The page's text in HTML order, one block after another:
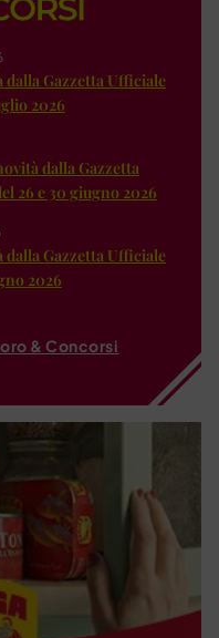
Gazzetta Ufficiale
2026
dalla Gazzetta
26 e 30 giugno 2026
Gazzetta Ufficiale
2026
& Concorsi